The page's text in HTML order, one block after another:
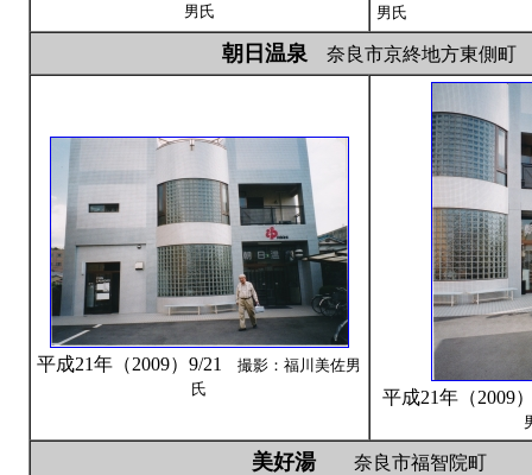
男氏
男氏
朝日温泉 奈良市京終地方東側町
平成21年（2009）9/21
撮影：福川美佐男
氏
平成21年（
美好湯奈良市福智院町